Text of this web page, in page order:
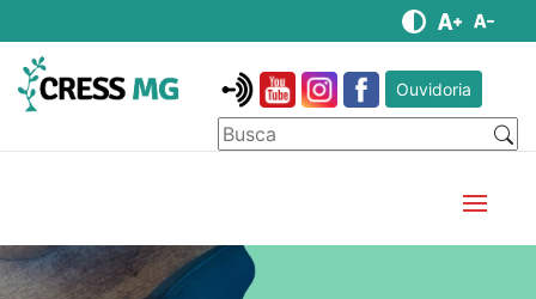
Ouvidoria